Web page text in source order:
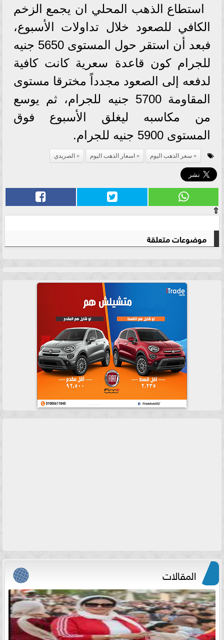
استطاع الذهب المحلي ان يجمع الزخم
الكافي للصعود خلال تداولات الأسبوع،
فبعد أن استقر حول المستوى 5650 جنيه
للجرام كون قاعدة سعرية كانت كافية
لدفعه إلى الصعود مجدداً مخترقا مستوى
المقاومة 5700 جنيه للجرام، ثم يوسع
من مكاسبه ليغلق الأسبوع فوق
المستوى 5900 جنيه للجرام.
سعر الذهب اليوم اسعار الذهب اليوم الصريدي
⇧
موضوعات متعلقة
المقالات